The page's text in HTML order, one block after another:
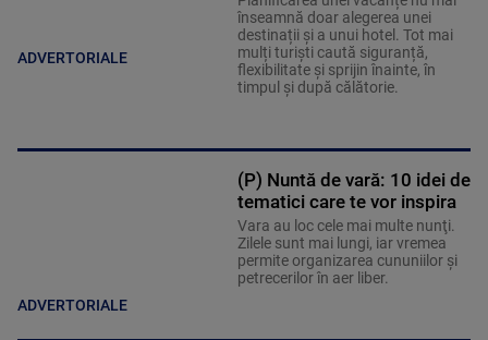
ADVERTORIALE
înseamnă doar alegerea unei
destinații și a unui hotel. Tot mai
mulți turiști caută siguranță,
flexibilitate și sprijin înainte, în
timpul și după călătorie.
ADVERTORIALE
(P) Nuntă de vară: 10 idei de
tematici care te vor inspira
Vara au loc cele mai multe nunţi.
Zilele sunt mai lungi, iar vremea
permite organizarea cununiilor şi
petrecerilor în aer liber.